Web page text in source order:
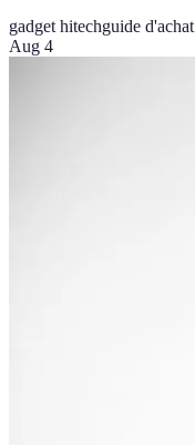
gadget hitechguide d'achat
Aug 4